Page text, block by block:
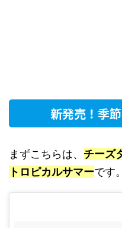
新発売！季
まずこちらは、 チーズ
トロピカルサマーです。